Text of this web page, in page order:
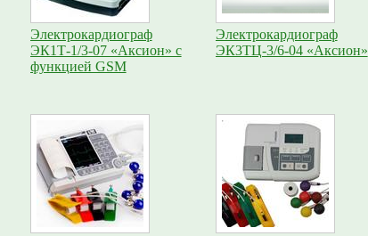
Электрокардиограф
ЭК1Т-1/3-07 «Аксион» с
функцией GSM
Электрокардиограф
ЭК3ТЦ-3/6-04 «Аксион»